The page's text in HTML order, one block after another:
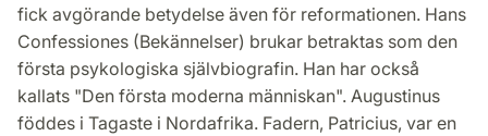
fick avgörande betydelse även för reformationen. Hans
Confessiones (Bekännelser) brukar betraktas som den
första psykologiska självbiografin. Han har också
kallats "Den första moderna människan". Augustinus
föddes i Tagaste i Nordafrika. Fadern, Patricius, var en